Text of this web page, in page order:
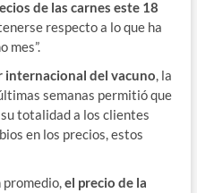
de las carnes este 18
respecto a lo que ha
mes”.
internacional del vacuno, la
semanas permitió que
totalidad a los clientes
en los precios, estos
promedio,el precio de la